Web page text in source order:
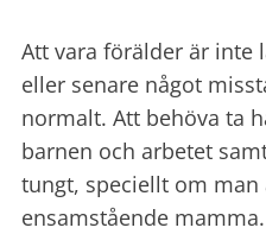
Att vara förälder är inte
eller senare något
normalt. Att behöva ta
barnen och arbetet
tungt, speciellt om man
ensamstående mamma.